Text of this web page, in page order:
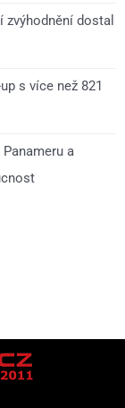
dostal
s více než 821
a